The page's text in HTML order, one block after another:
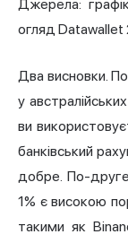
Джерела:
огляд Datawallet
Два висновки.
у
ви
банківський
добре. По-
1% є високою
такими як